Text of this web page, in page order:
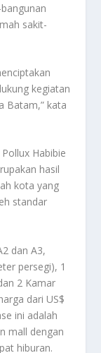
sakit-
kegiatan
Batam,” kata
Habibie
hasil
kota yang
standar
dan A3,
persegi), 1
2 Kamar
dari US$
ini adalah
mall dengan
hiburan.